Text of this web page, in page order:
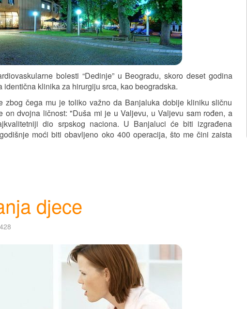
bolesti “Dedinje” u Beogradu, skoro deset godina
klinika za hirurgiju srca, kao beogradska.
čega mu je toliko važno da Banjaluka dobije kliniku sličnu
dvojna ličnost: "Duša mi je u Valjevu, u Valjevu sam rođen, a
dio srpskog naciona. U Banjaluci će biti izgrađena
moći biti obavljeno oko 400 operacija, što me čini zaista
djece